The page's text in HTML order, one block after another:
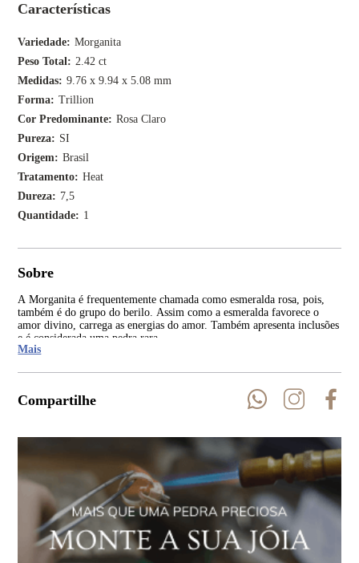
Características
Variedade
Morganita
Peso Total
2.42 ct
Medidas
9.76 x 9.94 x 5.08 mm
Forma
Trillion
Cor Predominante
Rosa Claro
Pureza
SI
Origem
Brasil
Tratamento
Heat
Dureza
7,5
Quantidade
1
Sobre
A Morganita é frequentemente chamada como esmeralda rosa, pois,
também é do grupo do berilo. Assim como a esmeralda favorece o
amor divino, carrega as energias do amor. Também apresenta inclusões
e é considerada uma pedra rara.
Mais
Compartilhe